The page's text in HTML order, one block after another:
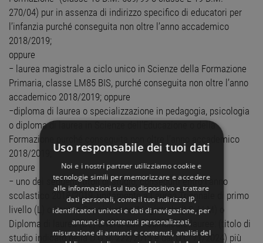
270/04) pur in assenza di indirizzo specifico di educatori per
l’infanzia purché conseguita non oltre l’anno accademico
2018/2019;
oppure
− laurea magistrale a ciclo unico in Scienze della Formazione
Primaria, classe LM85 BIS, purché conseguita non oltre l’anno
accademico 2018/2019; oppure
−diploma di laurea o specializzazione in pedagogia, psicologia
o diploma di laurea in Scienze dell’Educazione o della
Formazione purché conseguita non oltre l’anno accademico
2018/2019;
oppure
− uno dei seguenti titoli di studio, conseguiti entro l’anno
scolastico 2018/2019, unitamente a Laurea Triennale di primo
livello (L) o Laurea Specialistica/Magistrale (LS / LM) o
Diploma di laurea (DL) diversi dalle suindicate lauree: (titolo di
studio indicato nella D.G.R. 222/2015 e dal D.L. 71/2024) più
Uso responsabile dei tuoi dati
Noi e i nostri partner utilizziamo cookie e
tecnologie simili per memorizzare e accedere
alle informazioni sul tuo dispositivo e trattare
dati personali, come il tuo indirizzo IP,
identificatori univoci e dati di navigazione, per
annunci e contenuti personalizzati,
misurazione di annunci e contenuti, analisi del